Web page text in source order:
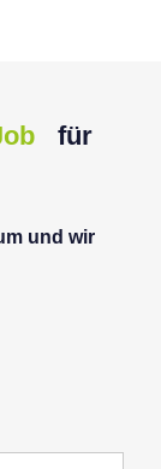
für
und wir